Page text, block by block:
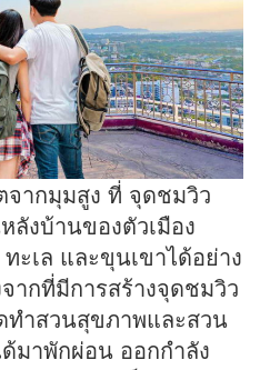
จากมุมสูง ที่ จุดชมวิว
ลังบ้านของตัวเมือง
ะเล และขุนเขาได้อย่าง
ากที่มีการสร้างจุดชมวิว
ทำสวนสุขภาพและสวน
มาพักผ่อน ออกกำลัง